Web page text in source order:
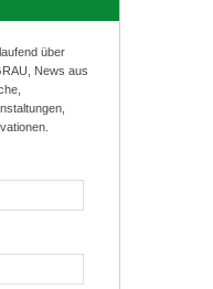
über
News aus